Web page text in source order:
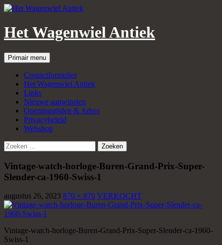
Het Wagenwiel Antiek
Zoeken
Primair menu
naar
inhoud
Contactformulier
Het Wagenwiel Antiek
Links
Nieuwe aanwinsten
Openingstijden & Adres
Privacybeleid
Webshop
Zoeken
naar:
Vintage-watch-horloge-Buren-Grand-Prix-Super-
Slender-ca-1960-Swiss-1
augustus 26, 2023 870 × 870 VERKOCHT
Vintage-watch-horloge-Buren-Grand-Prix-Super-Slender-ca-1960-
Swiss-1